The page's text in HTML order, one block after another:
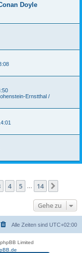
Doyle
Ernstthal /
144 5 14
Gehe zu
Alle Zeiten sind UTC+02:00
Limited